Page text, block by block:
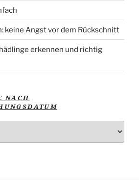
keine Angst vor dem Rückschnitt
erkennen und richtig
NACH